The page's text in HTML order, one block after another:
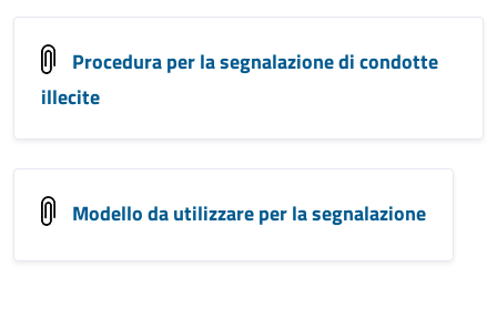
Procedura per la segnalazione di condotte
illecite
Modello da utilizzare per la segnalazione